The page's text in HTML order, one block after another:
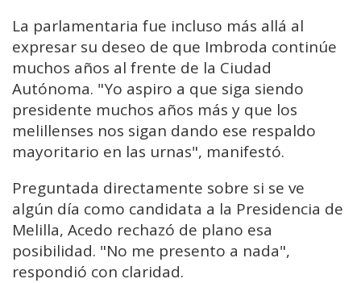
La parlamentaria fue incluso más allá al
expresar su deseo de que Imbroda continúe
muchos años al frente de la Ciudad
Autónoma. "Yo aspiro a que siga siendo
presidente muchos años más y que los
melillenses nos sigan dando ese respaldo
mayoritario en las urnas", manifestó.
Preguntada directamente sobre si se ve
algún día como candidata a la Presidencia de
Melilla, Acedo rechazó de plano esa
posibilidad. "No me presento a nada",
respondió con claridad.